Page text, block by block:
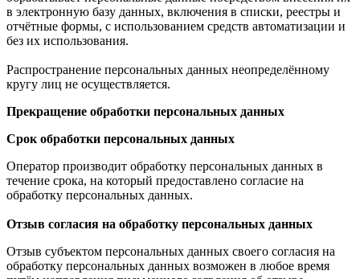
в электронную базу данных, включения в списки, реестры и
отчётные формы, с использованием средств автоматизации и
без их использования.
Распространение персональных данных неопределённому
кругу лиц не осуществляется.
Прекращение обработки персональных данных
Срок обработки персональных данных
Оператор производит обработку персональных данных в
течение срока, на который предоставлено согласие на
обработку персональных данных.
Отзыв согласия на обработку персональных данных
Отзыв субъектом персональных данных своего согласия на
обработку персональных данных возможен в любое время